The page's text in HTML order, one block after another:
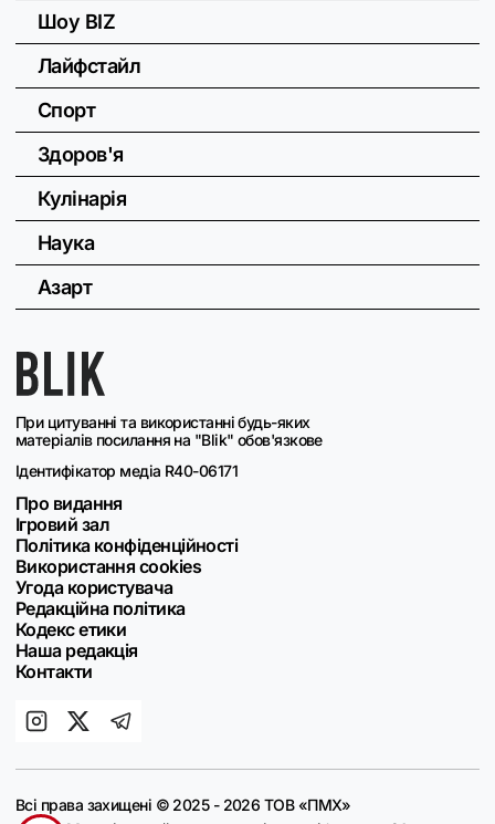
При цитуванні та використанні будь-яких
матеріалів посилання на "Blik" обов'язкове
Ідентифікатор медіа R40-06171
Про видання
Ігровий зал
Політика конфіденційності
Використання cookies
Угода користувача
Редакційна політика
Кодекс етики
Наша редакція
Контакти
Шоу BIZ
Лайфстайл
Спорт
Здоров'я
Кулінарія
Наука
Азарт
Всі права захищені © 2025 - 2026 ТОВ «ПМХ»